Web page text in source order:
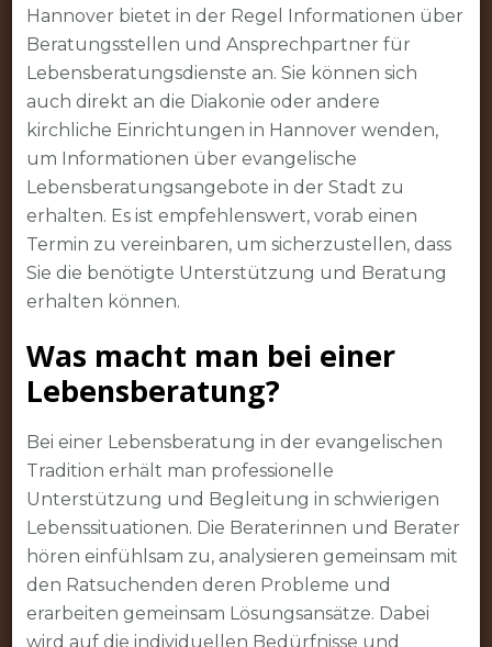
Hannover bietet in der Regel Informationen über
Beratungsstellen und Ansprechpartner für
Lebensberatungsdienste an. Sie können sich
auch direkt an die Diakonie oder andere
kirchliche Einrichtungen in Hannover wenden,
um Informationen über evangelische
Lebensberatungsangebote in der Stadt zu
erhalten. Es ist empfehlenswert, vorab einen
Termin zu vereinbaren, um sicherzustellen, dass
Sie die benötigte Unterstützung und Beratung
erhalten können.
Was macht man bei einer
Lebensberatung?
Bei einer Lebensberatung in der evangelischen
Tradition erhält man professionelle
Unterstützung und Begleitung in schwierigen
Lebenssituationen. Die Beraterinnen und Berater
hören einfühlsam zu, analysieren gemeinsam mit
den Ratsuchenden deren Probleme und
erarbeiten gemeinsam Lösungsansätze. Dabei
wird auf die individuellen Bedürfnisse und